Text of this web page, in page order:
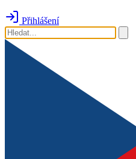
Přihlášení